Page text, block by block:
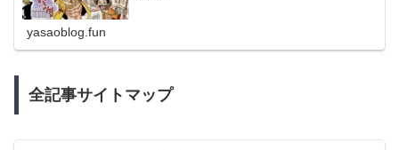
yasaoblog.fun
全記事サイトマップ